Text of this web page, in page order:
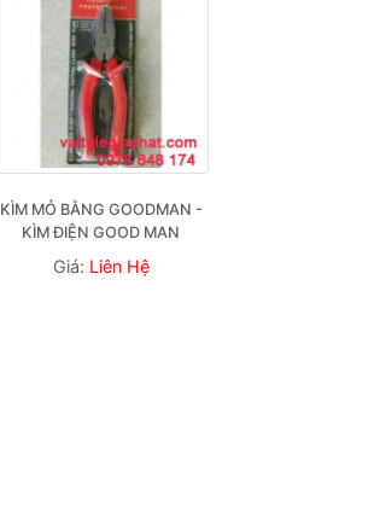
KÌM MỎ BẰNG GOODMAN -
KÌM ĐIỆN GOOD MAN
Giá: Liên Hệ